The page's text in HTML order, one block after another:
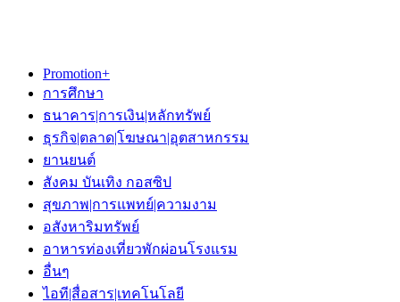
Promotion+
การศึกษา
ธนาคาร|การเงิน|หลักทรัพย์
ธุรกิจ|ตลาด|โฆษณา|อุตสาหกรรม
ยานยนต์
สังคม บันเทิง กอสซิป
สุขภาพ|การแพทย์|ความงาม
อสังหาริมทรัพย์
อาหารท่องเที่ยวพักผ่อนโรงแรม
อื่นๆ
ไอที|สื่อสาร|เทคโนโลยี